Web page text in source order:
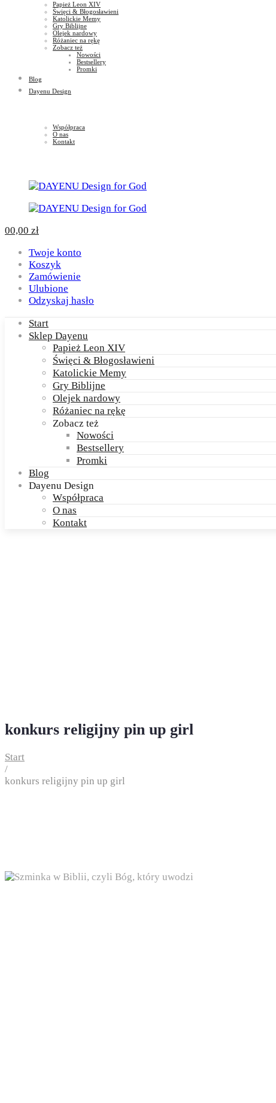
Papież Leon XIV
Święci & Błogosławieni
Katolickie Memy
Gry Biblijne
Olejek nardowy
Różaniec na rękę
Zobacz też
Nowości
Bestsellery
Promki
Blog
Dayenu Design
Współpraca
O nas
Kontakt
00,00 zł
Twoje konto
Koszyk
Zamówienie
Ulubione
Odzyskaj hasło
Start
Sklep Dayenu
Papież Leon XIV
Święci & Błogosławieni
Katolickie Memy
Gry Biblijne
Olejek nardowy
Różaniec na rękę
Zobacz też
Nowości
Bestsellery
Promki
Blog
Dayenu Design
Współpraca
O nas
Kontakt
konkurs religijny pin up girl
Start
/
konkurs religijny pin up girl